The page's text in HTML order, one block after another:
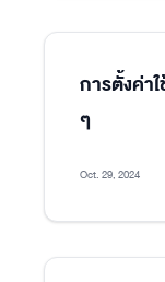
การตั้งค่า
ๆ
Oct. 29, 2024